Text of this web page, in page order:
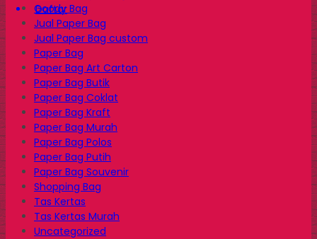
Daftar
Goody Bag
Jual Paper Bag
Jual Paper Bag custom
Paper Bag
Paper Bag Art Carton
Paper Bag Butik
Paper Bag Coklat
Paper Bag Kraft
Paper Bag Murah
Paper Bag Polos
Paper Bag Putih
Paper Bag Souvenir
Shopping Bag
Tas Kertas
Tas Kertas Murah
Uncategorized